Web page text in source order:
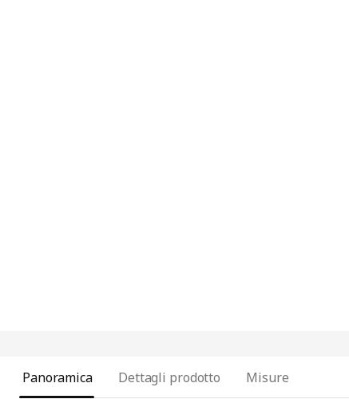
Panoramica Dettagli prodotto Misure